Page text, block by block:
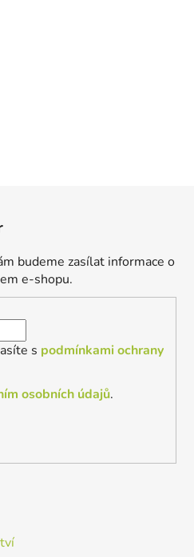
budeme zasílat informace o
e-shopu.
s podmínkami ochrany
osobních údajů.